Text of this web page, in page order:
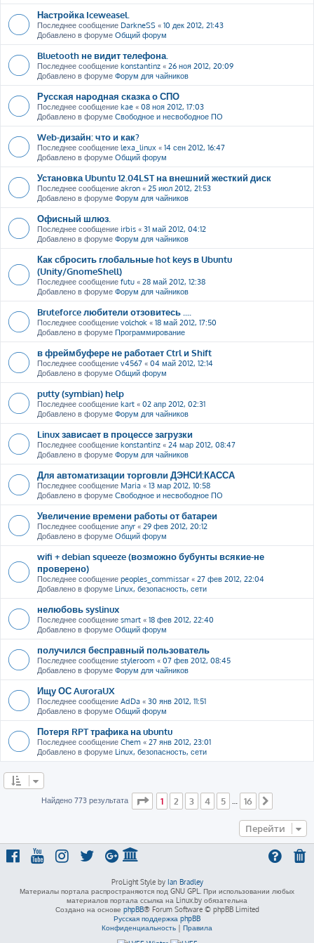
Настройка Iceweasel.
Последнее сообщение DarkneSS « 10 дек 2012, 21:43
Добавлено в форуме Общий форум
Bluetooth не видит телефона.
Последнее сообщение konstantinz « 26 ноя 2012, 20:09
Добавлено в форуме Форум для чайников
Русская народная сказка о СПО
Последнее сообщение kae « 08 ноя 2012, 17:03
Добавлено в форуме Свободное и несвободное ПО
Web-дизайн: что и как?
Последнее сообщение lexa_linux « 14 сен 2012, 16:47
Добавлено в форуме Общий форум
Установка Ubuntu 12.04LST на внешний жесткий диск
Последнее сообщение akron « 25 июл 2012, 21:53
Добавлено в форуме Форум для чайников
Офисный шлюз.
Последнее сообщение irbis « 31 май 2012, 04:12
Добавлено в форуме Форум для чайников
Как сбросить глобальные hot keys в Ubuntu
(Unity/GnomeShell)
Последнее сообщение futu « 28 май 2012, 12:38
Добавлено в форуме Форум для чайников
Bruteforce любители отзовитесь ....
Последнее сообщение volchok « 18 май 2012, 17:50
Добавлено в форуме Программирование
в фреймбуфере не работает Ctrl и Shift
Последнее сообщение v4567 « 04 май 2012, 12:14
Добавлено в форуме Общий форум
putty (symbian) help
Последнее сообщение kart « 02 апр 2012, 02:31
Добавлено в форуме Форум для чайников
Linux зависает в процессе загрузки
Последнее сообщение konstantinz « 24 мар 2012, 08:47
Добавлено в форуме Форум для чайников
Для автоматизации торговли ДЭНСИ:КАССА
Последнее сообщение Maria « 13 мар 2012, 10:58
Добавлено в форуме Свободное и несвободное ПО
Увеличение времени работы от батареи
Последнее сообщение anyr « 29 фев 2012, 20:12
Добавлено в форуме Общий форум
wifi + debian squeeze (возможно бубунты всякие-не
проверено)
Последнее сообщение peoples_commissar « 27 фев 2012, 22:04
Добавлено в форуме Linux, безопасность, сети
нелюбовь syslinux
Последнее сообщение smart « 18 фев 2012, 22:40
Добавлено в форуме Общий форум
получился бесправный пользователь
Последнее сообщение styleroom « 07 фев 2012, 08:45
Добавлено в форуме Форум для чайников
Ищу ОС AuroraUX
Последнее сообщение AdDa « 30 янв 2012, 11:51
Добавлено в форуме Общий форум
Потеря RPT трафика на ubuntu
Последнее сообщение Chem « 27 янв 2012, 23:01
Добавлено в форуме Linux, безопасность, сети
Найдено 773 результата Страница из 16
1 2 3 4 5 16
Перейти
ProLight Style by Ian Bradley
Материалы портала распространяются под GNU GPL. При использовании любых
материалов портала ссылка на Linux.by обязательна
Создано на основе phpBB® Forum Software © phpBB Limited
Русская поддержка phpBB
Конфиденциальность | Правила